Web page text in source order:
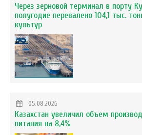
Через зерновой терминал в порту
полугодие перевалено 104,1 тыс.
культур
05.08.2026
Казахстан увеличил объем
питания на 8,4%